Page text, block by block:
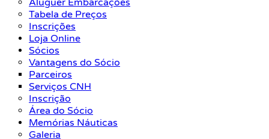
Aluguer Embarcações
Tabela de Preços
Inscrições
Loja Online
Sócios
Vantagens do Sócio
Parceiros
Serviços CNH
Inscrição
Área do Sócio
Memórias Náuticas
Galeria